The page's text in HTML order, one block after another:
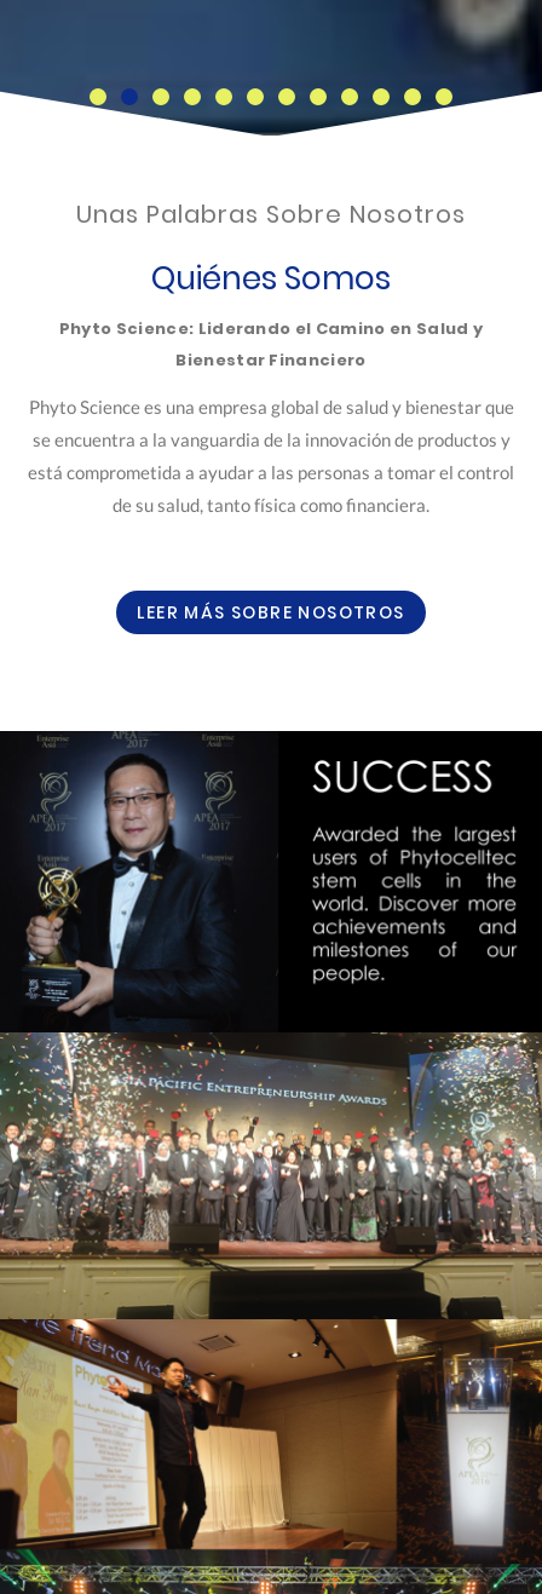
Unas Palabras Sobre Nosotros
Quiénes Somos
Phyto Science: Liderando el Camino en Salud y
Bienestar Financiero
Phyto Science es una empresa global de salud y bienestar que
se encuentra a la vanguardia de la innovación de productos y
está comprometida a ayudar a las personas a tomar el control
de su salud, tanto física como financiera.
LEER MÁS SOBRE NOSOTROS